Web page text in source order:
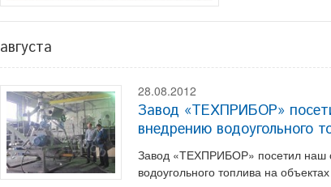
августа
28.08.2012
Завод «ТЕХПРИБОР»
внедрению водоугольного
Завод «ТЕХПРИБОР» посетил наш
водоугольного топлива на